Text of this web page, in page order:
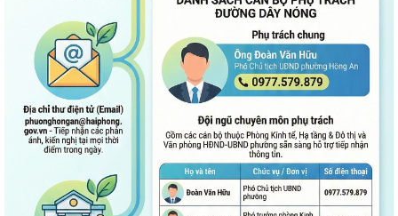
UBND phường Hồng An thông tin về Nghị quyết số 23/2026/NQ-HĐND
ngày 28/7/2026 của HĐND thành phố...
Bình dân học vụ số - nền tảng cho sự phát triển trong kỷ nguyên số
Thông báo về việc niêm yết công khai Phương án bồi thường, hỗ trợ dự
kiến đối với các hộ gia đình,...
QUAN ĐIỂM CỐT LÕI CỦA NGHỊ QUYẾT SỐ 80-NQ/TW NGÀY